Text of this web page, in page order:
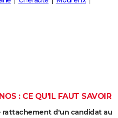
: CE QU'IL FAUT SAVOIR
rattachement d'un candidat au